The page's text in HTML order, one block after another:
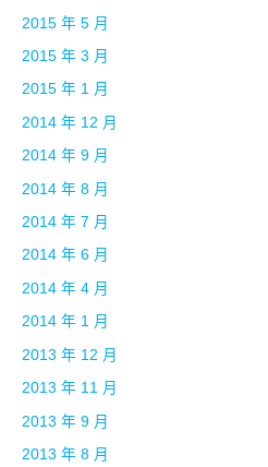
2015 年 5 月
2015 年 3 月
2015 年 1 月
2014 年 12 月
2014 年 9 月
2014 年 8 月
2014 年 7 月
2014 年 6 月
2014 年 4 月
2014 年 1 月
2013 年 12 月
2013 年 11 月
2013 年 9 月
2013 年 8 月